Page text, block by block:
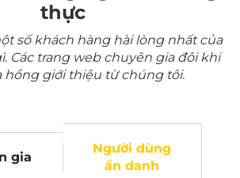
thực
số khách hàng hài lòng nhất của
Các trang web chuyên gia đôi khi
hồng giới thiệu từ chúng tôi.
gia
Người dùng
ẩn danh